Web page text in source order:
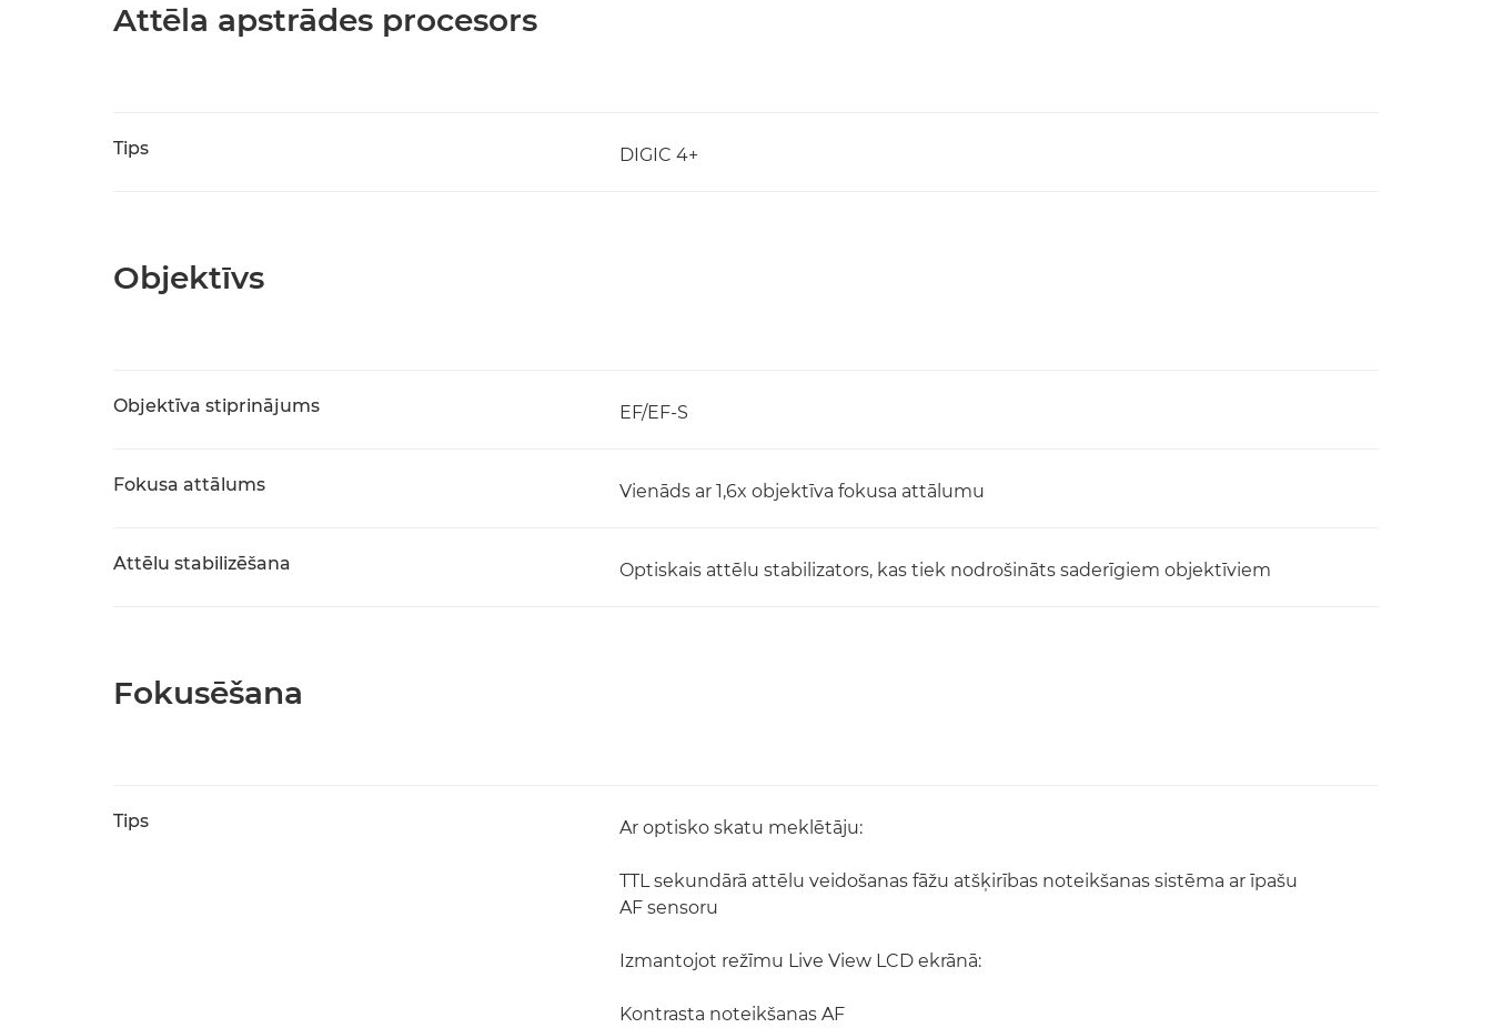
Attēla apstrādes procesors
Tips DIGIC 4+
Objektīvs
Objektīva stiprinājums EF/EF-S
Fokusa attālums Vienāds ar 1,6x objektīva fokusa attālumu
Attēlu stabilizēšana Optiskais attēlu stabilizators, kas tiek nodrošināts saderīgiem objektīviem
Fokusēšana
Tips Ar optisko skatu meklētāju:
TTL sekundārā attēlu veidošanas fāžu atšķirības noteikšanas sistēma ar īpašu
AF sensoru
Izmantojot režīmu Live View LCD ekrānā:
Kontrasta noteikšanas AF